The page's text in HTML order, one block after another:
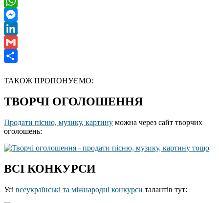
WhatsApp
Messenger
LinkedIn
Gmail
ТАКОЖ ПРОПОНУЄМО:
ТВОРЧІ ОГОЛОШЕННЯ
Продати пісню, музику, картину можна через сайт творчих
оголошень:
ВСІ КОНКУРСИ
Усі всеукраїнські та міжнародні конкурси талантів тут: